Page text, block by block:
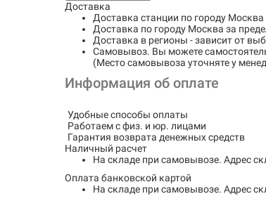
Доставка
Доставка станции по городу Москва
Доставка по городу Москва за
Доставка в регионы - зависит от
Самовывоз. Вы можете
(Место самовывоза уточняте у
Информация об оплате
Удобные способы оплаты
Работаем с физ. и юр. лицами
Гарантия возврата денежных средств
Наличный расчет
На складе при самовывозе. Адрес
Оплата банковской картой
На складе при самовывозе. Адрес